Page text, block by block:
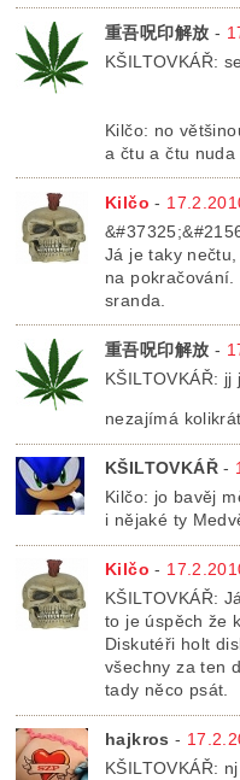
重吾呪印解放 -
KŠILTOVKÁŘ:
Kilčo: no
a čtu a čtu
Kilčo -
Já je taky
na
sranda.
重吾呪印解放 -
KŠILTOVKÁŘ:
nezajímá
KŠILTOVKÁŘ-
Kilčo: jo bavěj
i nějaké ty
Kilčo -
KŠILTOVKÁŘ:
to je úspěch že
Diskutéři holt
všechny za ten
tady něco psát.
hajkros -
KŠILTOVKÁŘ: